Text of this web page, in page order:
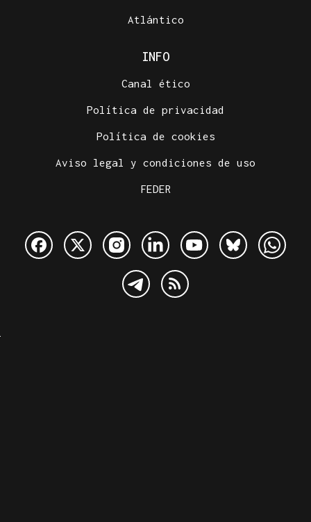
Atlántico
INFO
Canal ético
Política de privacidad
Política de cookies
Aviso legal y condiciones de uso
FEDER